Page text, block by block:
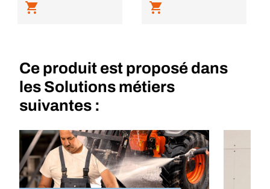
Ce produit est proposé dans
les Solutions métiers
suivantes :